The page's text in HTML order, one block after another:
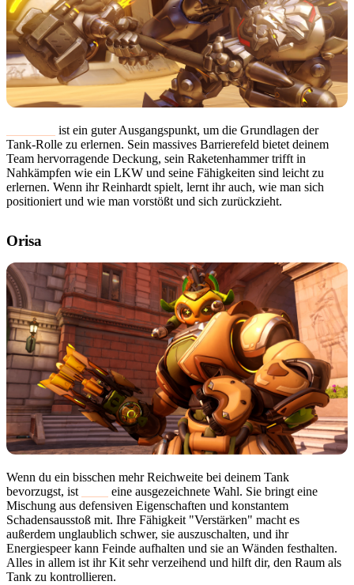
ist ein guter Ausgangspunkt, um die Grundlagen der
Tank-Rolle zu erlernen. Sein massives Barrierefeld bietet deinem
Team hervorragende Deckung, sein Raketenhammer trifft in
Nahkämpfen wie ein LKW und seine Fähigkeiten sind leicht zu
erlernen. Wenn ihr Reinhardt spielt, lernt ihr auch, wie man sich
positioniert und wie man vorstößt und sich zurückzieht.
Orisa
Wenn du ein bisschen mehr Reichweite bei deinem Tank
bevorzugst, ist
eine ausgezeichnete Wahl. Sie bringt eine
Mischung aus defensiven Eigenschaften und konstantem
Schadensausstoß mit. Ihre Fähigkeit "Verstärken" macht es
außerdem unglaublich schwer, sie auszuschalten, und ihr
Energiespeer kann Feinde aufhalten und sie an Wänden festhalten.
Alles in allem ist ihr Kit sehr verzeihend und hilft dir, den Raum als
Tank zu kontrollieren.